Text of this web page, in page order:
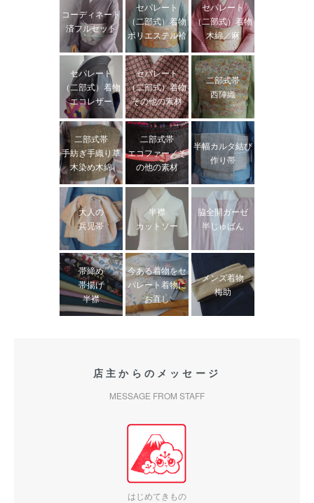
コーディネート
済フルセット
セパレート
（二部式）着物
ポリエステル袷
セパレート
（二部式）着物
木綿／麻
セパレート
（二部式）着物
エコレザー
セパレート
（二部式）着物
その他の素材
二部式帯
西陣織
二部式帯
手紡ぎ手織り草
木染め木綿
二部式帯
エコファー／そ
の他の素材
半幅カルタ結び
作り帯
大人の
兵児帯
半襟
カットソー
脇全開ガーゼ
半じゅばん
帯締め
帯揚げ
半襟
今ある着物をセ
パレート着物に
お直し
メンズ着物
梅助
店主からのメッセージ
MESSAGE FROM STAFF
はじめてきもの